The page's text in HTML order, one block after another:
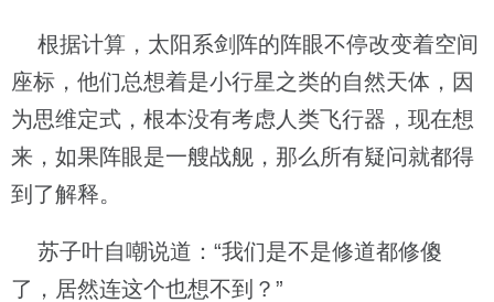
根据计算，太阳系剑阵的阵眼不停改变着空间
座标，他们总想着是小行星之类的自然天体，因
为思维定式，根本没有考虑人类飞行器，现在想
来，如果阵眼是一艘战舰，那么所有疑问就都得
到了解释。
苏子叶自嘲说道：“我们是不是修道都修傻
了，居然连这个也想不到？”